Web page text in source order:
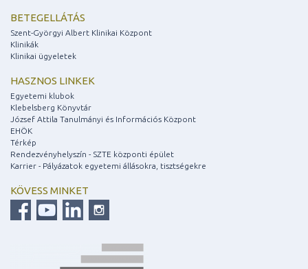
BETEGELLÁTÁS
Szent-Györgyi Albert Klinikai Központ
Klinikák
Klinikai ügyeletek
HASZNOS LINKEK
Egyetemi klubok
Klebelsberg Könyvtár
József Attila Tanulmányi és Információs Központ
EHÖK
Térkép
Rendezvényhelyszín - SZTE központi épület
Karrier - Pályázatok egyetemi állásokra, tisztségekre
KÖVESS MINKET